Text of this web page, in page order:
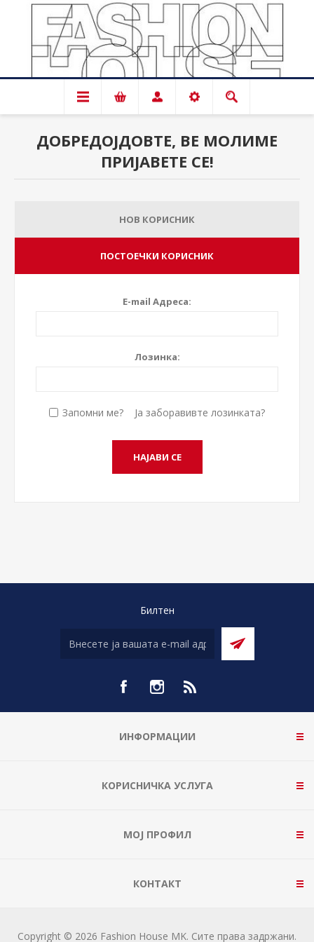
ДОБРЕДОЈДОВТЕ, ВЕ МОЛИМЕ
ПРИЈАВЕТЕ СЕ!
НОВ КОРИСНИК
ПОСТОЕЧКИ КОРИСНИК
E-mail Адреса:
Лозинка:
Запомни ме? Ја заборавивте лозинката?
Билтен
ИНФОРМАЦИИ
КОРИСНИЧКА УСЛУГА
МОЈ ПРОФИЛ
КОНТАКТ
Copyright © 2026 Fashion House MK. Сите права задржани.